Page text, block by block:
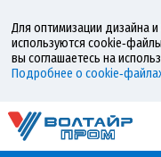
Для оптимизации дизайна
используются
вы соглашаетесь на
Подробнее о